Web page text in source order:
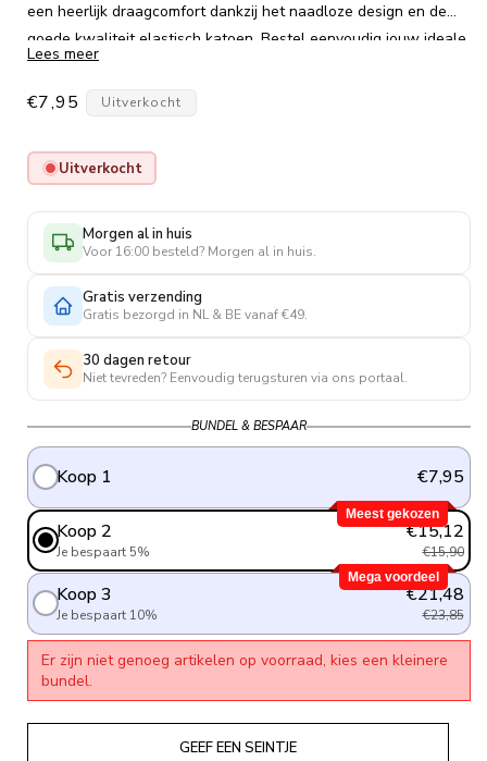
een heerlijk draagcomfort dankzij het naadloze design en de
goede kwaliteit elastisch katoen. Bestel eenvoudig jouw ideale
enkelsok voor dagelijks gebruik in onze webshop.
Lees meer
Normale
€7,95 Uitverkocht
Uitverkocht
Morgen al in huis
Voor 16:00 besteld? Morgen al in huis.
Gratis verzending
Gratis bezorgd in NL & BE vanaf €49.
30 dagen retour
Niet tevreden? Eenvoudig terugsturen via ons portaal.
BUNDEL & BESPAAR
Koop 1 €7,95
Meest gekozen
Koop 2
Je bespaart 5%
€15,12
€15,90
Mega voordeel
Koop 3
Je bespaart 10%
€21,48
€23,85
Er zijn niet genoeg artikelen op voorraad, kies een kleinere
bundel.
GEEF EEN SEINTJE